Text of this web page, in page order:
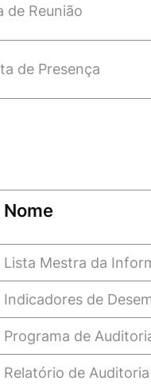
de Reunião
de Presença
Nome
Lista Mestra da
Indicadores de
Programa de
Relatório de